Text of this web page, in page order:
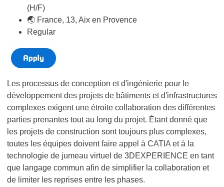
(H/F)
🌏 France, 13, Aix en Provence
Regular
Les processus de conception et d'ingénierie pour le
développement des projets de bâtiments et d'infrastructures
complexes exigent une étroite collaboration des différentes
parties prenantes tout au long du projet. Étant donné que
les projets de construction sont toujours plus complexes,
toutes les équipes doivent faire appel à CATIA et à la
technologie de jumeau virtuel de 3DEXPERIENCE en tant
que langage commun afin de simplifier la collaboration et
de limiter les reprises entre les phases.